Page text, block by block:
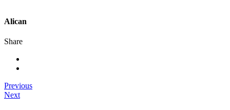
Alican
Share
Previous
Next